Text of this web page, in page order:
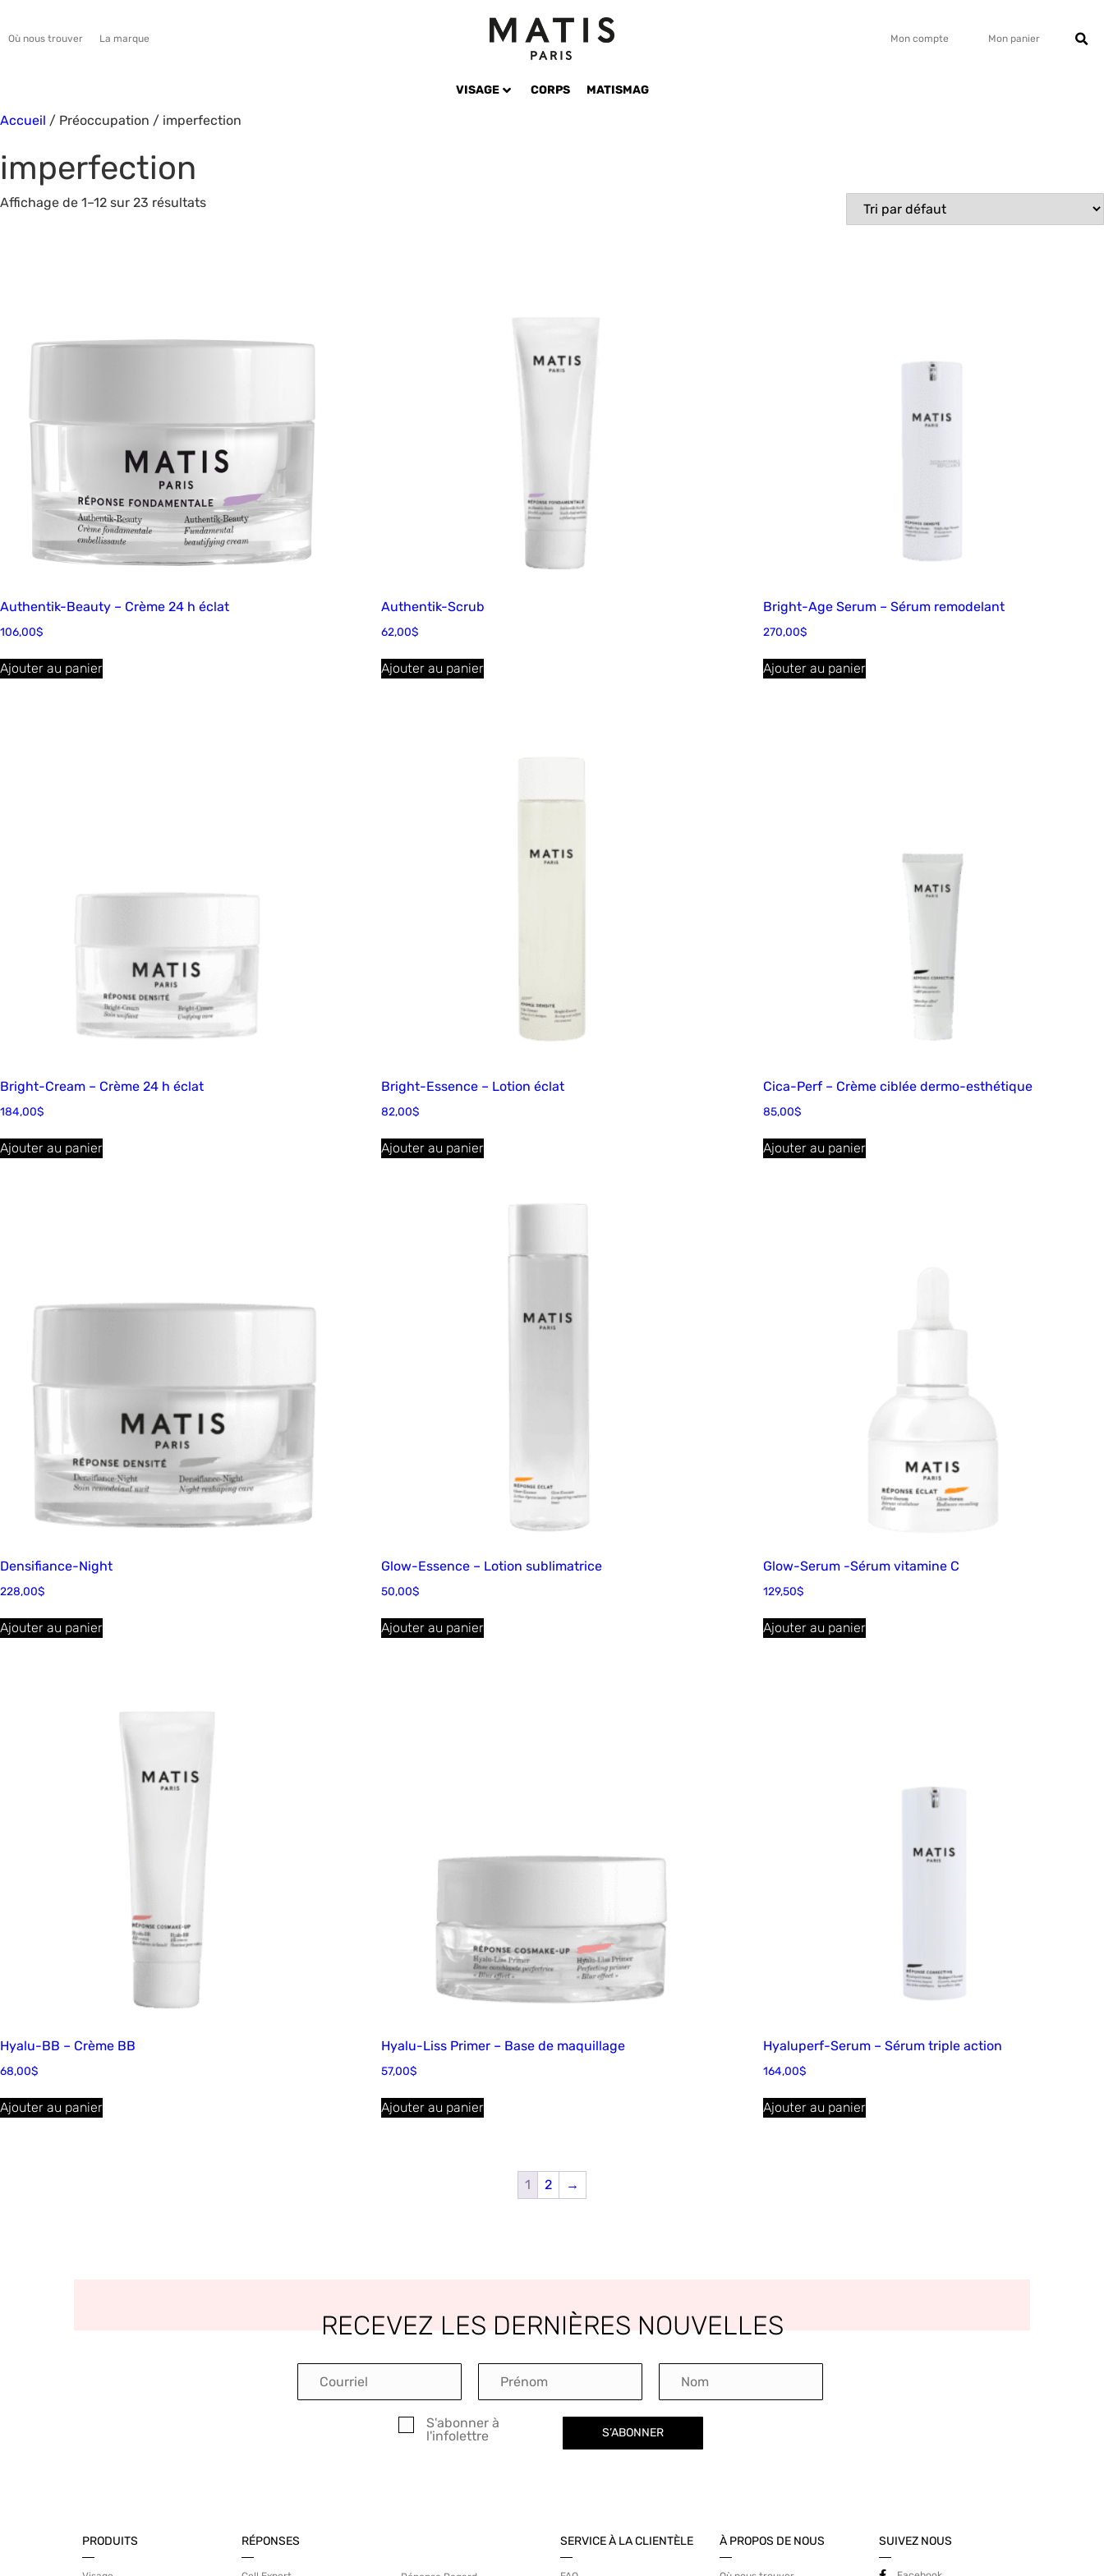
Où nous trouver La marque Mon compte Mon panier
VISAGE CORPS MATISMAG
Accueil / Préoccupation / imperfection
imperfection
Affichage de 1–12 sur 23 résultats
Authentik-Beauty – Crème 24 h éclat
106,00$
Ajouter au panier
Authentik-Scrub
62,00$
Ajouter au panier
Bright-Age Serum – Sérum remodelant
270,00$
Ajouter au panier
Bright-Cream – Crème 24 h éclat
184,00$
Ajouter au panier
Bright-Essence – Lotion éclat
82,00$
Ajouter au panier
Cica-Perf – Crème ciblée dermo-esthétique
85,00$
Ajouter au panier
Densifiance-Night
228,00$
Ajouter au panier
Glow-Essence – Lotion sublimatrice
50,00$
Ajouter au panier
Glow-Serum -Sérum vitamine C
129,50$
Ajouter au panier
Hyalu-BB – Crème BB
68,00$
Ajouter au panier
Hyalu-Liss Primer – Base de maquillage
57,00$
Ajouter au panier
Hyaluperf-Serum – Sérum triple action
164,00$
Ajouter au panier
1 2 →
RECEVEZ LES DERNIÈRES NOUVELLES
S'abonner à
l'infolettre
S’ABONNER
PRODUITS RÉPONSES SERVICE À LA CLIENTÈLE À PROPOS DE NOUS SUIVEZ NOUS